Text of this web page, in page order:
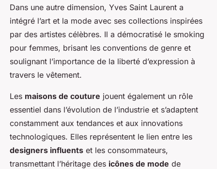
Dans une autre dimension, Yves Saint Laurent a
intégré l’art et la mode avec ses collections inspirées
par des artistes célèbres. Il a démocratisé le smoking
pour femmes, brisant les conventions de genre et
soulignant l’importance de la liberté d’expression à
travers le vêtement.
Les maisons de couture jouent également un rôle
essentiel dans l’évolution de l’industrie et s’adaptent
constamment aux tendances et aux innovations
technologiques. Elles représentent le lien entre les
designers influents et les consommateurs,
transmettant l’héritage des icônes de mode de